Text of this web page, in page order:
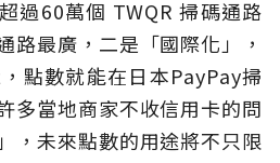
過60萬個 TWQR 掃碼通路
路最廣，二是「國際化」，
點數就能在日本PayPay掃
多當地商家不收信用卡的問
，未來點數的用途將不只限